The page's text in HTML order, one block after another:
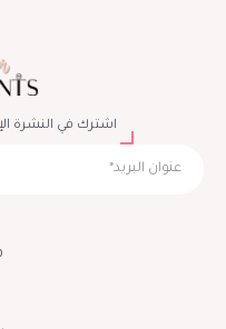
اشترك في النشرة